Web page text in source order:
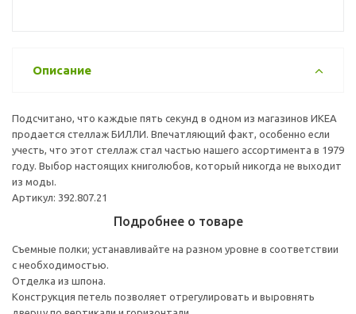
Описание
Подсчитано, что каждые пять секунд в одном из магазинов ИКЕА
продается стеллаж БИЛЛИ. Впечатляющий факт, особенно если
учесть, что этот стеллаж стал частью нашего ассортимента в 1979
году. Выбор настоящих книголюбов, который никогда не выходит
из моды.
Артикул: 392.807.21
Подробнее о товаре
Съемные полки; устанавливайте на разном уровне в соответствии
с необходимостью.
Отделка из шпона.
Конструкция петель позволяет отрегулировать и выровнять